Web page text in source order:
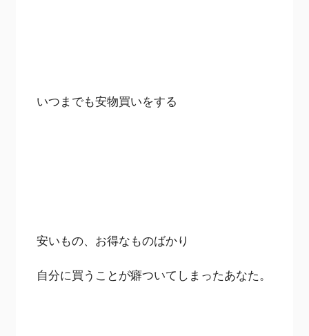
いつまでも安物買いをする
安いもの、お得なものばかり
自分に買うことが癖ついてしまったあなた。